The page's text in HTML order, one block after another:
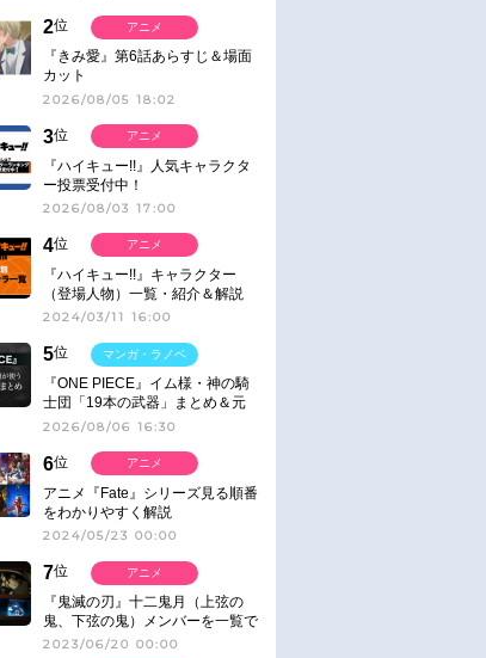
2位
『きみ愛』第6話あらすじ＆場面
カット
2026/08/05 18:02
アニメ
3位
『ハイキュー!!』人気キャラクタ
ー投票受付中！
2026/08/03 17:00
アニメ
4位
『ハイキュー!!』キャラクター
（登場人物）一覧・紹介＆解説
2024/03/11 16:00
アニメ
5位
『ONE PIECE』イム様・神の騎
士団「19本の武器」まとめ＆元
ネタ
2026/08/06 16:30
マンガ・ラノベ
6位
アニメ『Fate』シリーズ見る順番
をわかりやすく解説
2024/05/23 00:00
アニメ
7位
『鬼滅の刃』十二鬼月（上弦の
鬼、下弦の鬼）メンバーを一覧で
紹介＆解説（登場鬼の情報まと
2023/06/20 00:00
アニメ